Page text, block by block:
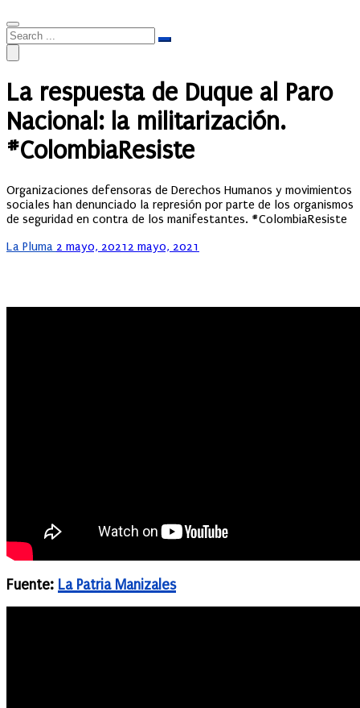
La respuesta de Duque al Paro
Nacional: la militarización.
#ColombiaResiste
Organizaciones defensoras de Derechos Humanos y movimientos
sociales han denunciado la represión por parte de los organismos
de seguridad en contra de los manifestantes. #ColombiaResiste
La Pluma Posted
2 mayo, 20212 mayo, 2021
Fuente: La Patria Manizales